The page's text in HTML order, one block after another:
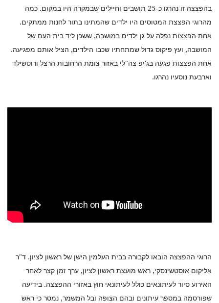
בהפצצה זו נהרגו כ-25 תושבים וחיילים שבמקרה היו במקום. כמה
מהרוגי הפצצת המטוסים היו ילדים שהמתינו בתור לחנות ממתקים.
אחת הפצצות נפלה על גן ילדים במושבה, ששכן ליד בית העם של
המושבה, ועץ פיקוס גדול שמתחתיו שכבו הילדים, הציל אותם מפגיעה.
אחת הפצצות פגעה בג'יפ צה"לי באזור צומת הרחובות הרצל ורוטשילד
וארבעת נוסעיו נהרגו.
הרוגי ההפצצה הובאו לקבורה בבית העלמין הישן של ראשון לציון. ד"ר
אליקום אוסטשינסקי, ראש מועצת ראשון לציון, ערך זמן קצר לאחר
האירוע סיור לעיתונאים כולל לעיתונאי חוץ באזורי ההפצצה. בידיעה
שפורסמה במספר עיתונים ובהם הצופה ובל המשמר, נמסר כי ראש